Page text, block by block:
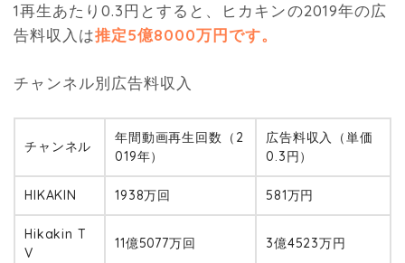
1再生あたり0.3円とすると、ヒカキンの2019年の広
告料収入は推定5億8000万円です。
チャンネル別広告料収入
チャンネル
年間動画再生回数（2
019年）
広告料収入（単価
0.3円）
HIKAKIN 1938万回 581万円
Hikakin T
V
11億5077万回 3億4523万円